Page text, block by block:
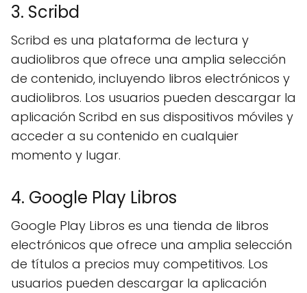
3. Scribd
Scribd es una plataforma de lectura y
audiolibros que ofrece una amplia selección
de contenido, incluyendo libros electrónicos y
audiolibros. Los usuarios pueden descargar la
aplicación Scribd en sus dispositivos móviles y
acceder a su contenido en cualquier
momento y lugar.
4. Google Play Libros
Google Play Libros es una tienda de libros
electrónicos que ofrece una amplia selección
de títulos a precios muy competitivos. Los
usuarios pueden descargar la aplicación